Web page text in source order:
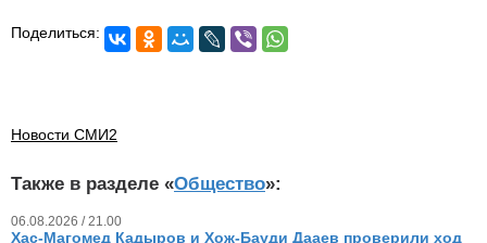
Поделиться:
Новости СМИ2
Также в разделе «Общество»:
06.08.2026 / 21.00
Хас-Магомед Кадыров и Хож-Бауди Дааев проверили ход